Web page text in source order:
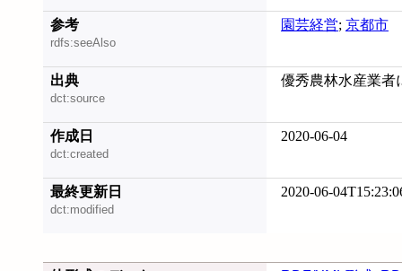
参考
rdfs:seeAlso
園芸経営; 京都市
出典
dct:source
優秀農林水産業者
作成日
dct:created
2020-06-04
最終更新日
dct:modified
2020-06-